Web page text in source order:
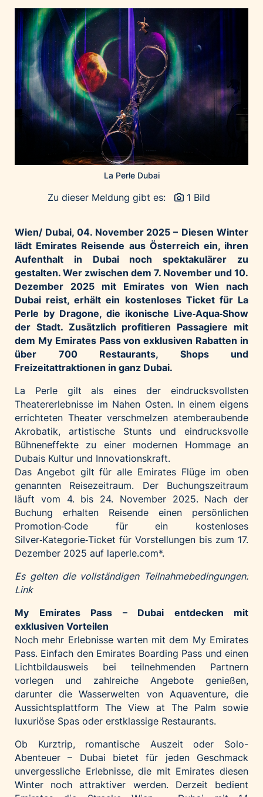
Home of Work
Huawei Consumer Business Group
IT:U
JP Immobilien
JYSK
Kroatische Zentrale für Tourismus
List Holding Gruppe
Marble House
Neuroth
öbv – Österreichischer Bundesverlag
Ökopharm
Palfinger AG
Polestar
REXEL Austria
Starbucks
Superbrands Austria
Tante Fanny
Vollpension
win2day
Wolt
woom bikes
Kontakt
La Perle Dubai
Zu dieser Meldung gibt es: 1 Bild
Wien/ Dubai, 04. November 2025 – Diesen Winter
lädt Emirates Reisende aus Österreich ein, ihren
Aufenthalt in Dubai noch spektakulärer zu
gestalten. Wer zwischen dem 7. November und 10.
Dezember 2025 mit Emirates von Wien nach
Dubai reist, erhält ein kostenloses Ticket für La
Perle by Dragone, die ikonische Live‑Aqua‑Show
der Stadt. Zusätzlich profitieren Passagiere mit
dem My Emirates Pass von exklusiven Rabatten in
über 700 Restaurants, Shops und
Freizeitattraktionen in ganz Dubai.
La Perle gilt als eines der eindrucksvollsten
Theatererlebnisse im Nahen Osten. In einem eigens
errichteten Theater verschmelzen atemberaubende
Akrobatik, artistische Stunts und eindrucksvolle
Bühneneffekte zu einer modernen Hommage an
Dubais Kultur und Innovationskraft.
Das Angebot gilt für alle Emirates Flüge im oben
genannten Reisezeitraum. Der Buchungszeitraum
läuft vom 4. bis 24. November 2025. Nach der
Buchung erhalten Reisende einen persönlichen
Promotion‑Code für ein kostenloses
Silver‑Kategorie‑Ticket für Vorstellungen bis zum 17.
Dezember 2025 auf laperle.com*.
Es gelten die vollständigen Teilnahmebedingungen:
Link
My Emirates Pass – Dubai entdecken mit
exklusiven Vorteilen
Noch mehr Erlebnisse warten mit dem My Emirates
Pass. Einfach den Emirates Boarding Pass und einen
Lichtbildausweis bei teilnehmenden Partnern
vorlegen und zahlreiche Angebote genießen,
darunter die Wasserwelten von Aquaventure, die
Aussichtsplattform The View at The Palm sowie
luxuriöse Spas oder erstklassige Restaurants.
Ob Kurztrip, romantische Auszeit oder Solo-
Abenteuer – Dubai bietet für jeden Geschmack
unvergessliche Erlebnisse, die mit Emirates diesen
Winter noch attraktiver werden. Derzeit bedient